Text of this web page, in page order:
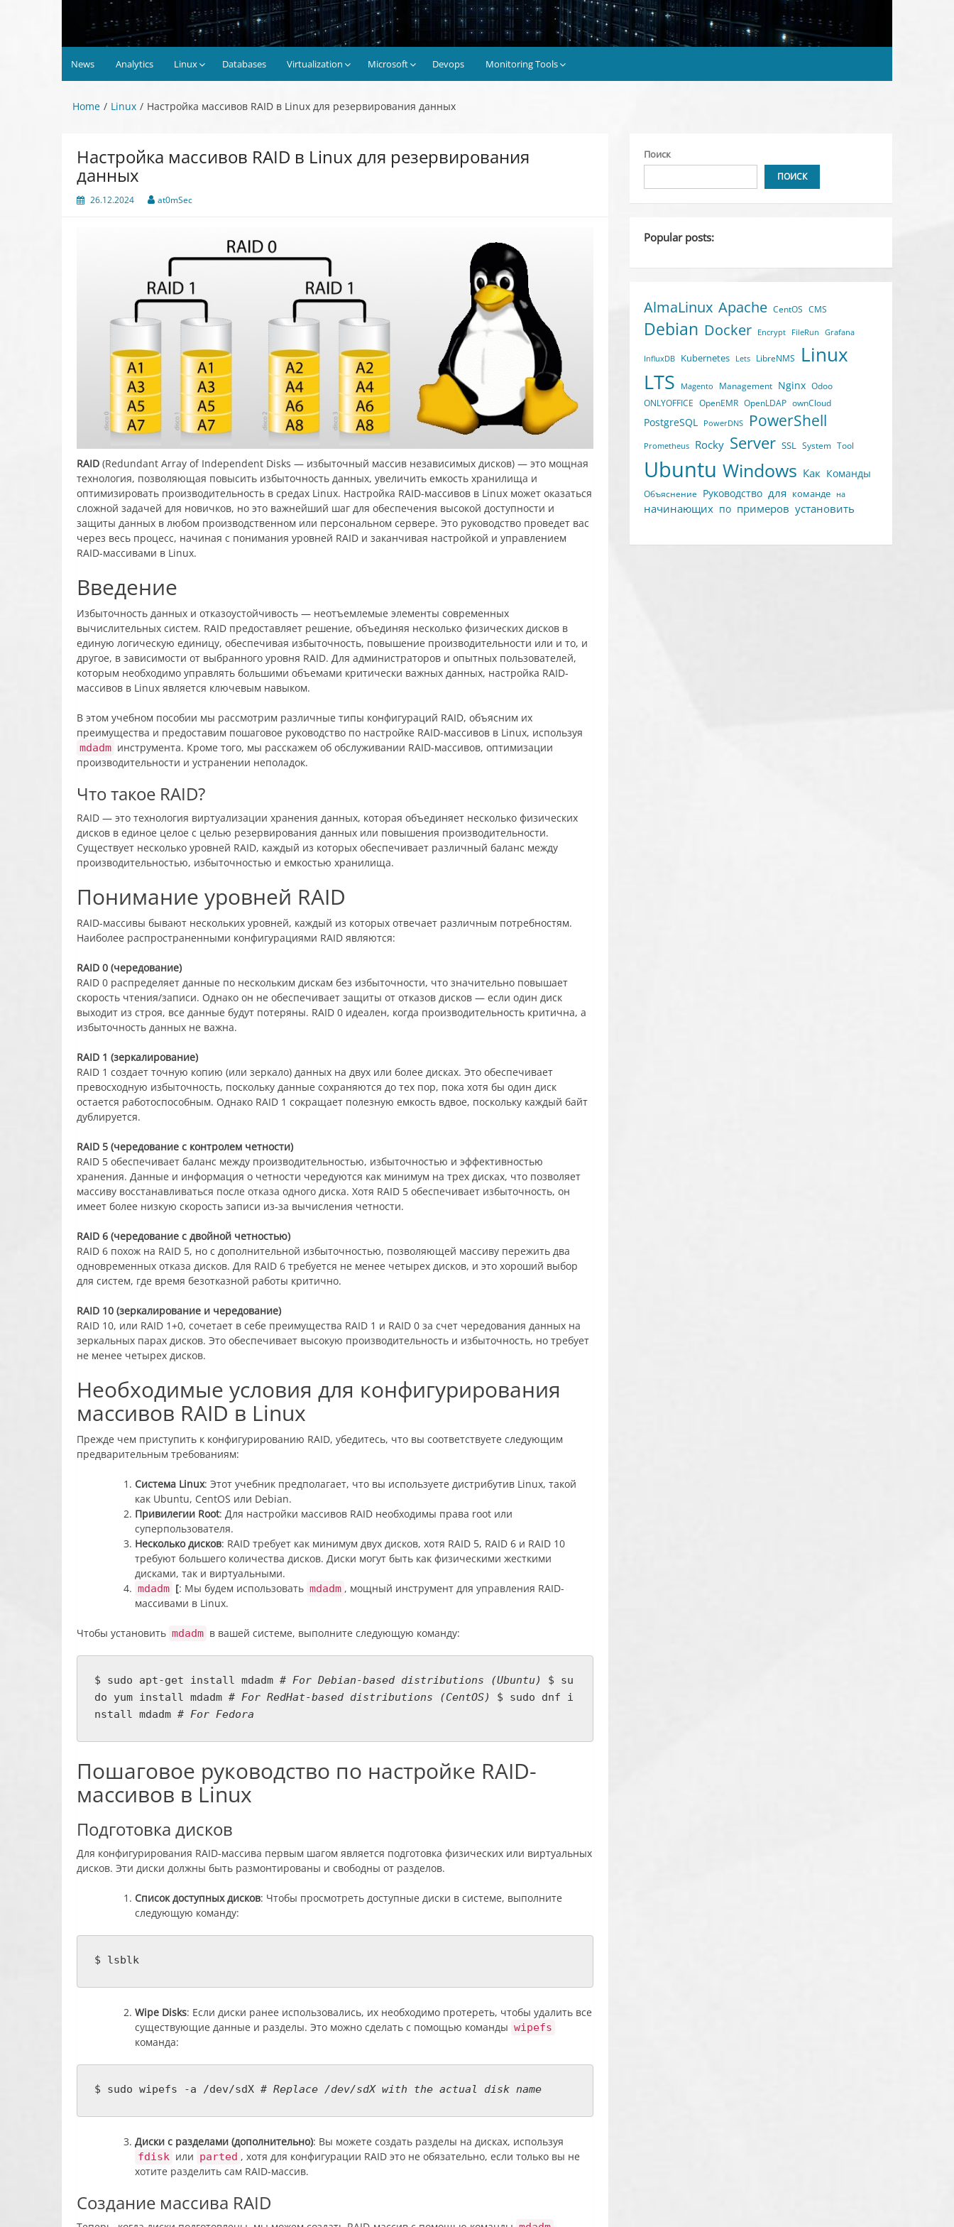
News Analytics Linux Databases Virtualization Microsoft Devops Monitoring Tools
Home Linux Настройка массивов RAID в Linux для резервирования данных
Настройка массивов RAID в Linux для резервирования
данных
26.12.2024 at0mSec
RAID (Redundant Array of Independent Disks — избыточный массив независимых дисков) — это мощная
технология, позволяющая повысить избыточность данных, увеличить емкость хранилища и
оптимизировать производительность в средах Linux. Настройка RAID-массивов в Linux может оказаться
сложной задачей для новичков, но это важнейший шаг для обеспечения высокой доступности и
защиты данных в любом производственном или персональном сервере. Это руководство проведет вас
через весь процесс, начиная с понимания уровней RAID и заканчивая настройкой и управлением
RAID-массивами в Linux.
Введение
Избыточность данных и отказоустойчивость — неотъемлемые элементы современных
вычислительных систем. RAID предоставляет решение, объединяя несколько физических дисков в
единую логическую единицу, обеспечивая избыточность, повышение производительности или и то, и
другое, в зависимости от выбранного уровня RAID. Для администраторов и опытных пользователей,
которым необходимо управлять большими объемами критически важных данных, настройка RAID-
массивов в Linux является ключевым навыком.
В этом учебном пособии мы рассмотрим различные типы конфигураций RAID, объясним их
преимущества и предоставим пошаговое руководство по настройке RAID-массивов в Linux, используя
mdadm инструмента. Кроме того, мы расскажем об обслуживании RAID-массивов, оптимизации
производительности и устранении неполадок.
Что такое RAID?
RAID — это технология виртуализации хранения данных, которая объединяет несколько физических
дисков в единое целое с целью резервирования данных или повышения производительности.
Существует несколько уровней RAID, каждый из которых обеспечивает различный баланс между
производительностью, избыточностью и емкостью хранилища.
Понимание уровней RAID
RAID-массивы бывают нескольких уровней, каждый из которых отвечает различным потребностям.
Наиболее распространенными конфигурациями RAID являются:
RAID 0 (чередование)
RAID 0 распределяет данные по нескольким дискам без избыточности, что значительно повышает
скорость чтения/записи. Однако он не обеспечивает защиты от отказов дисков — если один диск
выходит из строя, все данные будут потеряны. RAID 0 идеален, когда производительность критична, а
избыточность данных не важна.
RAID 1 (зеркалирование)
RAID 1 создает точную копию (или зеркало) данных на двух или более дисках. Это обеспечивает
превосходную избыточность, поскольку данные сохраняются до тех пор, пока хотя бы один диск
остается работоспособным. Однако RAID 1 сокращает полезную емкость вдвое, поскольку каждый байт
дублируется.
RAID 5 (чередование с контролем четности)
RAID 5 обеспечивает баланс между производительностью, избыточностью и эффективностью
хранения. Данные и информация о четности чередуются как минимум на трех дисках, что позволяет
массиву восстанавливаться после отказа одного диска. Хотя RAID 5 обеспечивает избыточность, он
имеет более низкую скорость записи из-за вычисления четности.
RAID 6 (чередование с двойной четностью)
RAID 6 похож на RAID 5, но с дополнительной избыточностью, позволяющей массиву пережить два
одновременных отказа дисков. Для RAID 6 требуется не менее четырех дисков, и это хороший выбор
для систем, где время безотказной работы критично.
RAID 10 (зеркалирование и чередование)
RAID 10, или RAID 1+0, сочетает в себе преимущества RAID 1 и RAID 0 за счет чередования данных на
зеркальных парах дисков. Это обеспечивает высокую производительность и избыточность, но требует
не менее четырех дисков.
Необходимые условия для конфигурирования
массивов RAID в Linux
Прежде чем приступить к конфигурированию RAID, убедитесь, что вы соответствуете следующим
предварительным требованиям:
Система Linux: Этот учебник предполагает, что вы используете дистрибутив Linux, такой
как Ubuntu, CentOS или Debian.
Привилегии Root: Для настройки массивов RAID необходимы права root или
суперпользователя.
Несколько дисков: RAID требует как минимум двух дисков, хотя RAID 5, RAID 6 и RAID 10
требуют большего количества дисков. Диски могут быть как физическими жесткими
дисками, так и виртуальными.
mdadm [: Мы будем использовать mdadm , мощный инструмент для управления RAID-
массивами в Linux.
Чтобы установить mdadm в вашей системе, выполните следующую команду:
$ sudo apt-get install mdadm # For Debian-based distributions (Ubuntu)
$ su
do yum install mdadm # For RedHat-based distributions (CentOS)
$ sudo dnf i
nstall mdadm # For Fedora
Пошаговое руководство по настройке RAID-
массивов в Linux
Подготовка дисков
Для конфигурирования RAID-массива первым шагом является подготовка физических или виртуальных
дисков. Эти диски должны быть размонтированы и свободны от разделов.
Список доступных дисков: Чтобы просмотреть доступные диски в системе, выполните
следующую команду:
$ lsblk
Wipe Disks: Если диски ранее использовались, их необходимо протереть, чтобы удалить все
существующие данные и разделы. Это можно сделать с помощью команды wipefs
команда:
$ sudo wipefs -a /dev/sdX # Replace /dev/sdX with the actual disk name
Диски с разделами (дополнительно): Вы можете создать разделы на дисках, используя
fdisk или parted , хотя для конфигурации RAID это не обязательно, если только вы не
хотите разделить сам RAID-массив.
Создание массива RAID
Поиск
ПОИСК
Popular posts:
AlmaLinux Apache CentOS CMS
Debian Docker Encrypt FileRun Grafana
InfluxDB Kubernetes Lets LibreNMS Linux
LTS Magento Management Nginx Odoo
ONLYOFFICE OpenEMR OpenLDAP ownCloud
PostgreSQL PowerDNS PowerShell
Prometheus Rocky Server SSL System Tool
Ubuntu Windows Как Команды
Объяснение Руководство для команде на
начинающих по примеров установить